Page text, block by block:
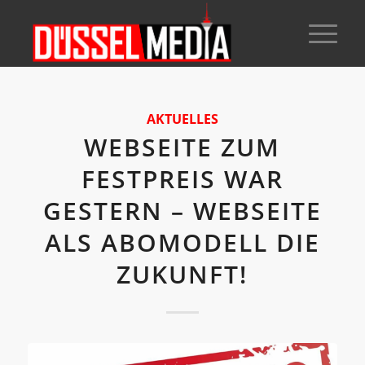
AKTUELLES
WEBSEITE ZUM
FESTPREIS WAR
GESTERN – WEBSEITE
ALS ABOMODELL DIE
ZUKUNFT!